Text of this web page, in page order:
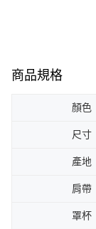
商品規格
顏色
尺寸
產地
肩帶
罩杯